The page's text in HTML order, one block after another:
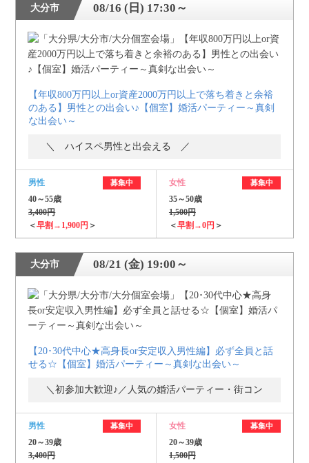
大分市 08/16 (日) 17:30～
【年収800万円以上or資産2000万円以上で落ち着きと余裕
のある】男性との出会い♪【個室】婚活パーティー～真剣
な出会い～
＼ ハイスペ男性と出会える ／
男性 募集中
40～55歳
3,400円
＜早割→1,900円 ＞
女性 募集中
35～50歳
1,500円
＜早割→0円 ＞
大分市 08/21 (金) 19:00～
【20･30代中心★高身長or安定収入男性編】必ず全員と話
せる☆【個室】婚活パーティー～真剣な出会い～
＼初参加大歓迎♪／人気の婚活パーティー・街コン
男性 募集中
20～39歳
3,400円
女性 募集中
20～39歳
1,500円